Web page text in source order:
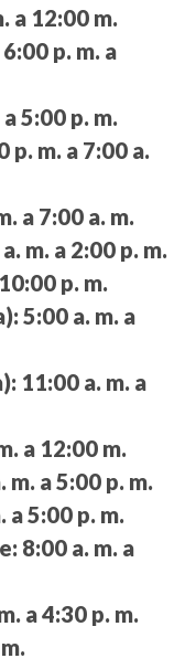
a 12:00 m.
6:00 p. m. a
5:00 p. m.
p. m. a 7:00 a.
a 7:00 a. m.
m. a 2:00 p. m.
p. m.
5:00 a. m. a
11:00 a. m. a
a 12:00 m.
m. a 5:00 p. m.
a 5:00 p. m.
8:00 a. m. a
a 4:30 p. m.